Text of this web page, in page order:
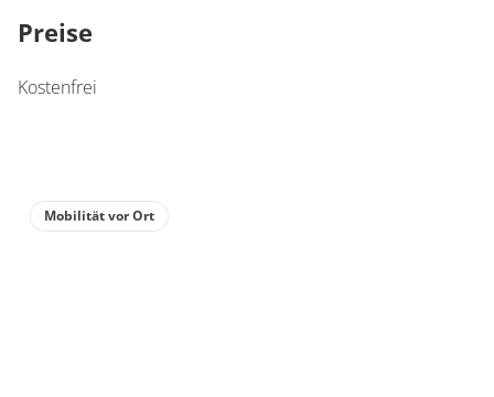
Preise
Kostenfrei
Mobilität vor Ort